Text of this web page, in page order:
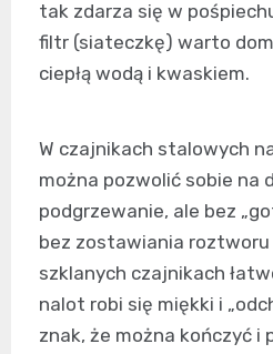
tak zdarza się w
filtr (siateczkę) warto
ciepłą wodą i kwaskiem.
W czajnikach stalowych
można pozwolić sobie na
podgrzewanie, ale bez
bez zostawiania roztworu
szklanych czajnikach
nalot robi się miękki i
znak, że można kończyć i